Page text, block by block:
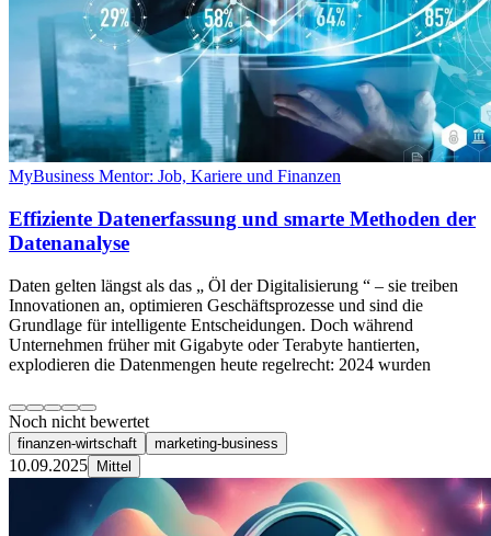
MyBusiness Mentor: Job, Kariere und Finanzen
Effiziente Datenerfassung und smarte Methoden der
Datenanalyse
Daten gelten längst als das „ Öl der Digitalisierung “ – sie treiben
Innovationen an, optimieren Geschäftsprozesse und sind die
Grundlage für intelligente Entscheidungen. Doch während
Unternehmen früher mit Gigabyte oder Terabyte hantierten,
explodieren die Datenmengen heute regelrecht: 2024 wurden
Noch nicht bewertet
finanzen-wirtschaft marketing-business
10.09.2025 Mittel